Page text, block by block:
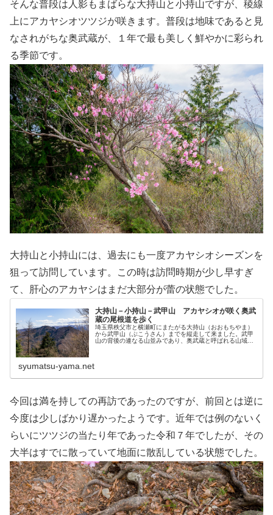
そんな普段は人影もまばらな大持山と小持山ですが、稜線
上にアカヤシオツツジが咲きます。普段は地味であると見
なされがちな奥武蔵が、１年で最も美しく鮮やかに彩られ
る季節です。
大持山と小持山には、過去にも一度アカヤシオシーズンを
狙って訪問しています。この時は訪問時期が少し早すぎ
て、肝心のアカヤシはまだ大部分が蕾の状態でした。
大持山－小持山－武甲山 アカヤシオが咲く奥武
蔵の尾根道を歩く
埼玉県秩父市と横瀬町にまたがる大持山（おおもちやま）
から武甲山（ぶこうさん）までを縦走して来ました。武甲
山の背後の連なる山並みであり、奥武蔵と呼ばれる山域の
syumatsu-yama.net
今回は満を持しての再訪であったのですが、前回とは逆に
今度は少しばかり遅かったようです。近年では例のないく
らいにツツジの当たり年であった令和７年でしたが、その
大半はすでに散っていて地面に散乱している状態でした。